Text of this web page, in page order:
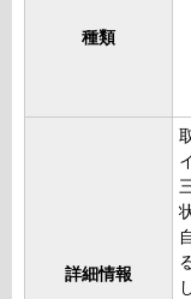
種類
詳細情報